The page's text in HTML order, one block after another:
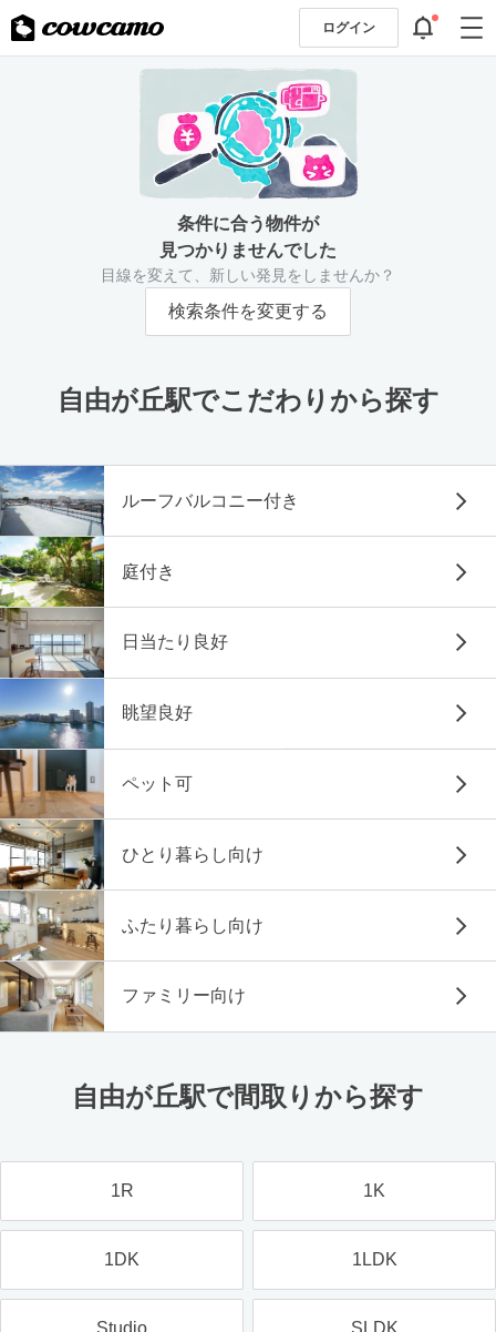
ログイン
条件に合う物件が
見つかりませんでした
目線を変えて、新しい発見をしませんか？
検索条件を変更する
自由が丘駅でこだわりから探す
ルーフバルコニー付き
庭付き
日当たり良好
眺望良好
ペット可
ひとり暮らし向け
ふたり暮らし向け
ファミリー向け
自由が丘駅で間取りから探す
1R 1K
1DK 1LDK
Studio SLDK